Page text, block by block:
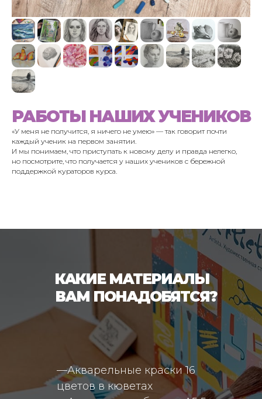
РАБОТЫ НАШИХ УЧЕНИКОВ
«У меня не получится, я ничего не умею» — так говорит почти
каждый ученик на первом занятии.
И мы понимаем, что приступать к новому делу и правда нелегко,
но посмотрите, что получается у наших учеников с бережной
поддержкой кураторов курса.
КАКИЕ МАТЕРИАЛЫ
ВАМ ПОНАДОБЯТСЯ?
—Акварельные краски 16
цветов в кюветах